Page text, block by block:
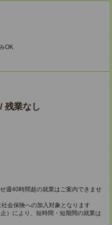
OK
残業なし
週40時間超の就業はご案内できませ
会保険への加入対象となります
）により、短時間・短期間の就業は